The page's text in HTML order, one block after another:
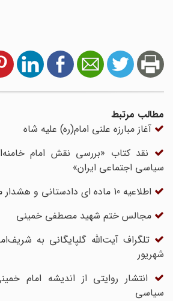
مطالب مرتبط
آغاز مبارزه علنی امام(ره) علیه شاه
نقد کتاب «بررسی نقش امام خامنه‌ای
سیاسی اجتماعی ایران»
اطلاعیه 10 ماده ای دادستانی و هشدار موکد امام
مجالس ختم شهید مصطفی خمینی
شهریور
انتشار روایتی از اندیشه امام
سیاسی